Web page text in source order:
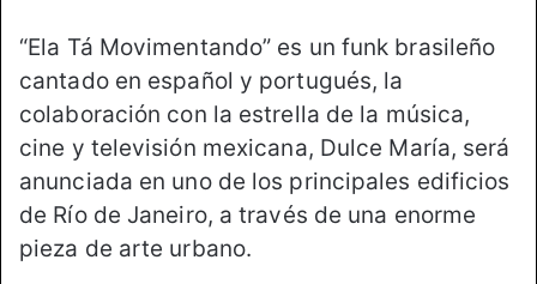
“Ela Tá Movimentando” es un funk brasileño
cantado en español y portugués, la
colaboración con la estrella de la música,
cine y televisión mexicana, Dulce María, será
anunciada en uno de los principales edificios
de Río de Janeiro, a través de una enorme
pieza de arte urbano.